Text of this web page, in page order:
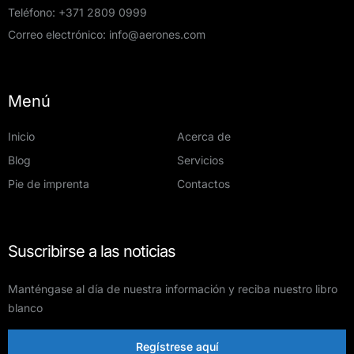
Teléfono: +371 2809 0999
Correo electrónico: info@aerones.com
Menú
Inicio
Acerca de
Blog
Servicios
Pie de imprenta
Contactos
Suscribirse a las noticias
Manténgase al día de nuestra información y reciba nuestro libro
blanco
Regístrese aquí